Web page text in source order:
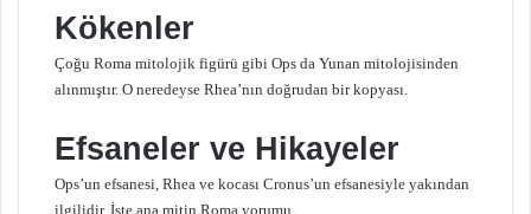
Kökenler
Çoğu Roma mitolojik figürü gibi Ops da Yunan mitolojisinden
alınmıştır. O neredeyse Rhea’nın doğrudan bir kopyası.
Efsaneler ve Hikayeler
Ops’un efsanesi, Rhea ve kocası Cronus’un efsanesiyle yakından
ilgilidir. İşte ana mitin Roma yorumu.